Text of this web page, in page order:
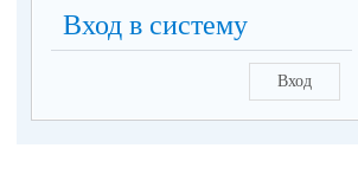
Вход в систему
Вход